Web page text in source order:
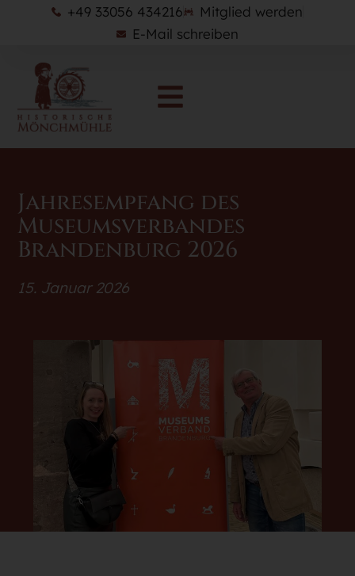
+49 33056 434216
Mitglied werden
E-Mail schreiben
Jahresempfang des
Museumsverbandes
Brandenburg 2026
15. Januar 2026